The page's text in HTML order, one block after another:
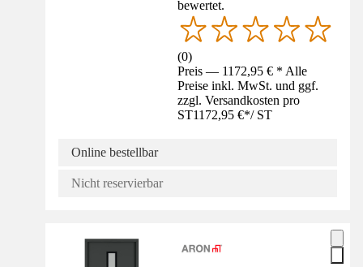
bewertet.
(0)
Preis — 1172,95 € * Alle
Preise inkl. MwSt. und ggf.
zzgl. Versandkosten pro
ST1172,95 €*/ ST
Online bestellbar
Nicht reservierbar